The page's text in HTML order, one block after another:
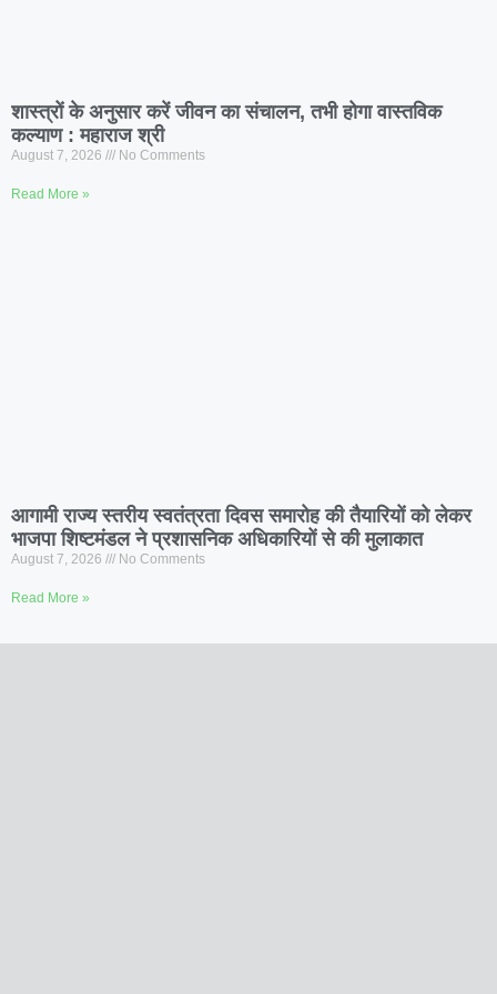
शास्त्रों के अनुसार करें जीवन का संचालन, तभी होगा वास्तविक
कल्याण : महाराज श्री
August 7, 2026 No Comments
Read More »
आगामी राज्य स्तरीय स्वतंत्रता दिवस समारोह की तैयारियों को लेकर
भाजपा शिष्टमंडल ने प्रशासनिक अधिकारियों से की मुलाकात
August 7, 2026 No Comments
Read More »